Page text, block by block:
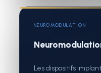
NEUROMODULATION
Les dispositifs